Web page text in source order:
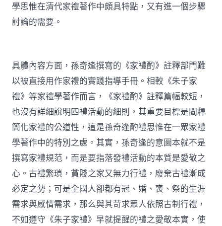
學思惟在清代家禮著作中頗具特點，又有進一個步驟
討論的需要。
具體內容方面，孫奇逢撰寫的《家禮酌》註釋部門難
以被直接用作家禮的實踐指導手冊。相較《朱子家
禮》等家禮學著作而言，《家禮酌》註釋篇幅較短，
也沒有詳細說明四禮活動的細則，其重要目標是闡釋
簡化家禮的公道性，這是孫奇逢酌禮思惟在一眾家禮
學著作中的特別之處。其實，孫奇逢的意圖本就不是
撰寫家禮規范，而是要指落發禮活動的本質是愛敬之
心。古禮繁瑣，貧賤之家又無力行禮，廢棄古禮漸成
必定之勢；可是全國人卻都有冠、婚、喪、祭的生涯
需求與感情需求，那么與其苛求眾人依照古制行禮，
不如遵守《朱子家禮》早就提醒的禮之愛敬本實，使